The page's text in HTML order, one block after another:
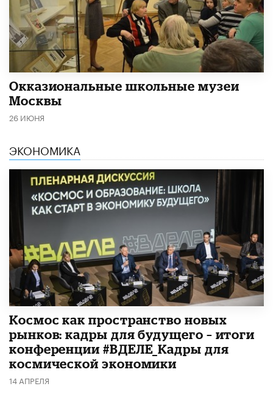
​Окказиональные школьные музеи
Москвы
26 ИЮНЯ
ЭКОНОМИКА
Космос как пространство новых
рынков: кадры для будущего – итоги
конференции #ВДЕЛЕ_Кадры для
космической экономики
14 АПРЕЛЯ